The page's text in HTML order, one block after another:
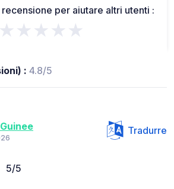
per aiutare altri utenti :
★★★★★
: 4.8/5
Tradurre
5/5